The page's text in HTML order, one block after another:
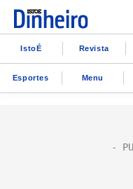
IstoÉ Revista
Esportes Menu